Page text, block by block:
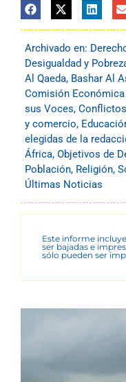
Archivado en:
Desigualdad y
Al Qaeda, Bashar Al
Comisión Económica
sus Voces,
y comercio,
elegidas de la
África, Objetivos de
Población, Religión,
Últimas Noticias
Este informe
ser bajadas e
sólo pueden ser